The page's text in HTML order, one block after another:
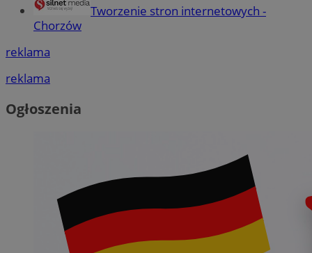
Tworzenie stron internetowych -
Chorzów
reklama
reklama
Ogłoszenia